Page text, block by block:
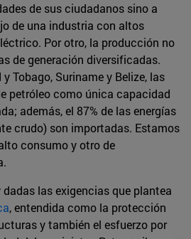
de sus ciudadanos sino a
de una industria con altos
Por otro, la producción no
de generación diversificadas.
Tobago, Suriname y Belize, las
petróleo como única capacidad
además, el 87% de las energías
crudo) son importadas. Estamos
consumo y otro de
las exigencias que plantea
, entendida como la protección
y también el esfuerzo por